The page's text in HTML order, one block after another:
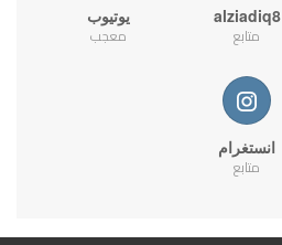
alziadiq8
متابع
يوتيوب
معجب
انستغرام
متابع